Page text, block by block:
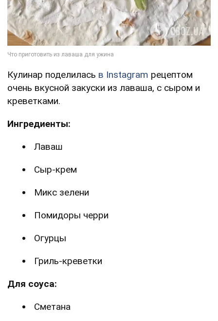
Кулинар поделилась в Instagram рецептом
очень вкусной закуски из лаваша, с сыром и
креветками.
Ингредиенты:
Лаваш
Сыр-крем
Микс зелени
Помидоры черри
Огурцы
Гриль-креветки
Для соуса:
Сметана